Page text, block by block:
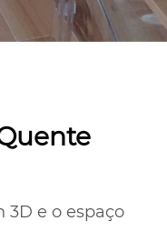
3D e o espaço